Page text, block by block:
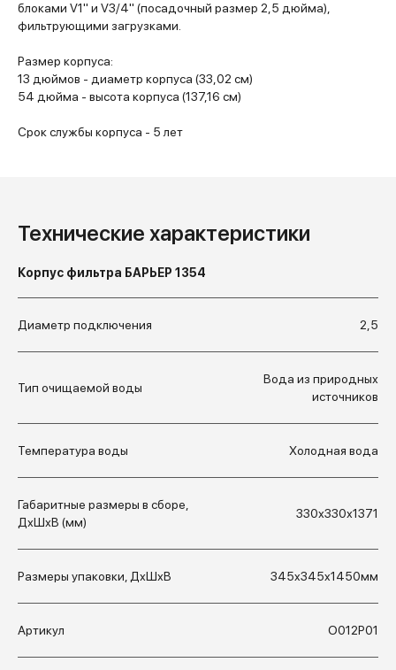
блоками V1" и V3/4" (посадочный размер 2,5 дюйма),
фильтрующими загрузками.
Размер корпуса:
13 дюймов - диаметр корпуса (33,02 см)
54 дюйма - высота корпуса (137,16 см)
Срок службы корпуса - 5 лет
Технические характеристики
Корпус фильтра БАРЬЕР 1354
Диаметр подключения 2,5
Тип очищаемой воды
Вода из природных
источников
Температура воды Холодная вода
Габаритные размеры в сборе,
ДхШхВ (мм)
330х330х1371
Размеры упаковки, ДхШхВ 345x345x1450мм
Артикул О012Р01